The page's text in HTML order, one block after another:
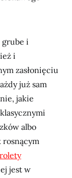
grube i
i
zasłonięciu
już sam
jakie
albo
rosnącym
rolety
jest w